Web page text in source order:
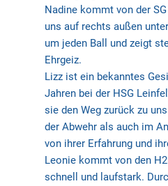
Nadine kommt von der
uns auf rechts außen
um jeden Ball und zeigt
Ehrgeiz.
Lizz ist ein bekanntes
Jahren bei der HSG
sie den Weg zurück zu
der Abwehr als auch im
von ihrer Erfahrung und
Leonie kommt von den
schnell und laufstark.